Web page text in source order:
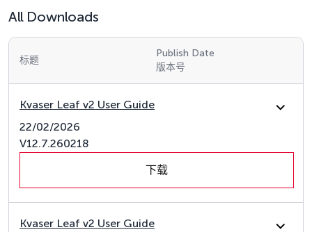
All Downloads
标题
Publish Date
版本号
Kvaser Leaf v2 User Guide
22/02/2026
V12.7.260218
下载
Kvaser Leaf v2 User Guide